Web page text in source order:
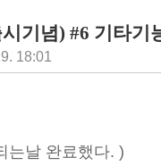
기념) #6 기타기
18:01
는날 완료했다. )